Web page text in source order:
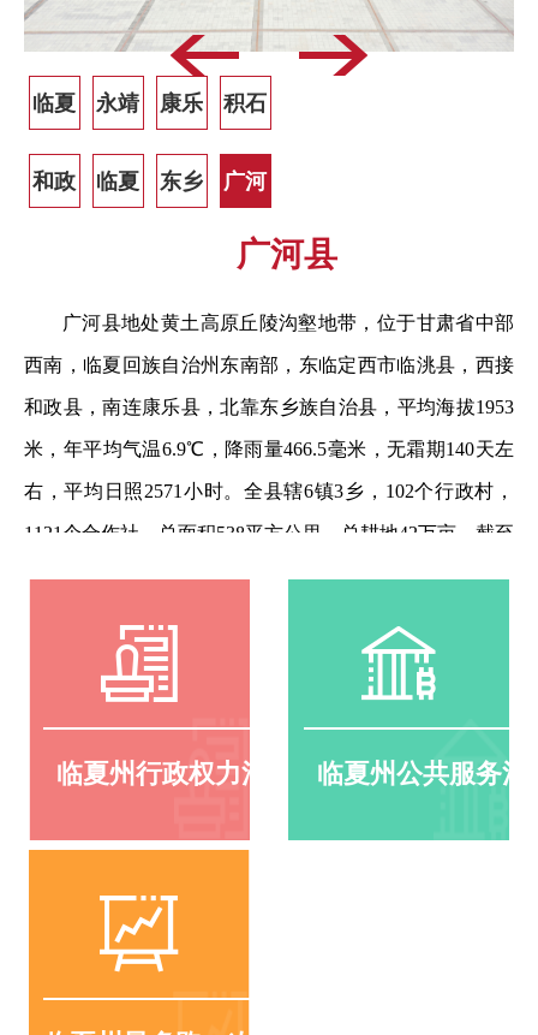
临夏市
临夏市地处黄河上游，位于甘肃省西南部，是临夏回
族自治州州府所在地，全州政治、经济、文化和商旅中
心，距省会兰州117公里，区域总面积88.6平方公里，建成
区面积24平方公里，市域东与东乡县接壤，南西北与临夏
县毗邻，东西长20公里，南北宽4.4公里，地势西南高、东
北低，呈狭长性地形，是典型的河谷地带，平均海拔1800
米。辖4个镇、7个街道，35个行政村、43个社区，总人口
【 查看详情 】
临夏
市
永靖
县
康乐
县
积石
山县
和政
临夏 东乡 广河
县
临夏州行政权力清单 临夏州公共服务清